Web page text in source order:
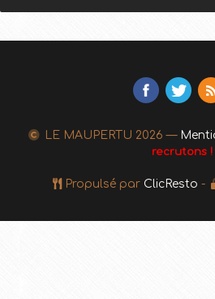
LE MAUPERTU 2026 —
recrutons !
Propulsé par ClicResto -